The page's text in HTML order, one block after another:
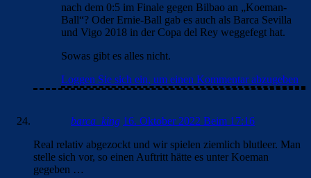
nach dem 0:5 im Finale gegen Bilbao an „Koeman-
Ball“? Oder Ernie-Ball gab es auch als Barca Sevilla
und Vigo 2018 in der Copa del Rey weggefegt hat.
Sowas gibt es alles nicht.
Loggen Sie sich ein, um einen Kommentar abzugeben
barca_king 16. Oktober 2022 Beim 17:16
Real relativ abgezockt und wir spielen ziemlich blutleer. Man
stelle sich vor, so einen Auftritt hätte es unter Koeman
gegeben …